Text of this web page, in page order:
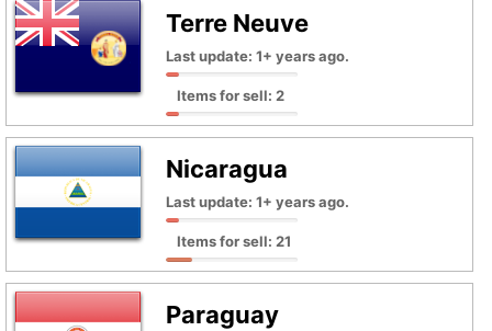
Terre Neuve
Last update: 1+ years ago.
Items for sell: 2
Nicaragua
Last update: 1+ years ago.
Items for sell: 21
Paraguay